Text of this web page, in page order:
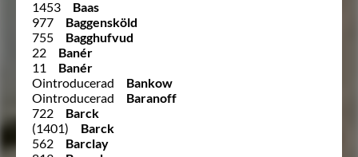
1453
Baas
977
Baggensköld
755
Bagghufvud
22
Banér
11
Banér
Ointroducerad
Bankow
Ointroducerad
Baranoff
722
Barck
(1401)
Barck
562
Barclay